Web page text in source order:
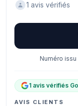
1 avis vérifiés
Numéro
1 avis vérifiés
AVIS CLIENTS